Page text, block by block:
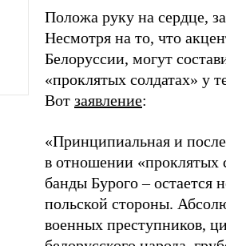
Положа руку на сердце,
Несмотря на то, что
Белоруссии, могут
«проклятых солдатах» у
Вот заявление:
«Принципиальная и
в отношении «проклятых
банды Бурого – остается
польской стороны.
военных преступников,